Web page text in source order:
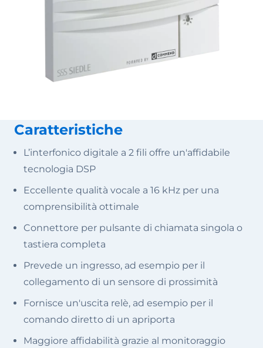
Caratteristiche
L’interfonico digitale a 2 fili offre un'affidabile
tecnologia DSP
Eccellente qualità vocale a 16 kHz per una
comprensibilità ottimale
Connettore per pulsante di chiamata singola o
tastiera completa
Prevede un ingresso, ad esempio per il
collegamento di un sensore di prossimità
Fornisce un'uscita relè, ad esempio per il
comando diretto di un apriporta
Maggiore affidabilità grazie al monitoraggio